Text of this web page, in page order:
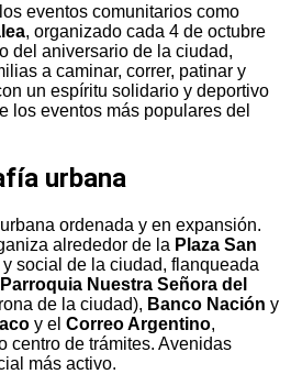
eventos comunitarios como
, organizado cada 4 de octubre
del aniversario de la ciudad,
a caminar, correr, patinar y
un espíritu solidario y deportivo
los eventos más populares del
urbana
ordenada y en expansión.
alrededor de la Plaza San
social de la ciudad, flanqueada
Parroquia Nuestra Señora del
de la ciudad), Banco Nación y
y el Correo Argentino,
centro de trámites. Avenidas
más activo.